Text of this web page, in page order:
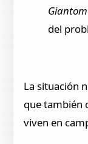
del
La situación
que también
viven en